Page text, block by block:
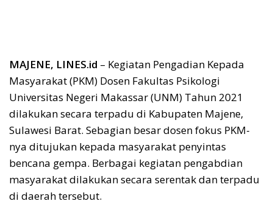
MAJENE, LINES.id – Kegiatan Pengadian Kepada
Masyarakat (PKM) Dosen Fakultas Psikologi
Universitas Negeri Makassar (UNM) Tahun 2021
dilakukan secara terpadu di Kabupaten Majene,
Sulawesi Barat. Sebagian besar dosen fokus PKM-
nya ditujukan kepada masyarakat penyintas
bencana gempa. Berbagai kegiatan pengabdian
masyarakat dilakukan secara serentak dan terpadu
di daerah tersebut.